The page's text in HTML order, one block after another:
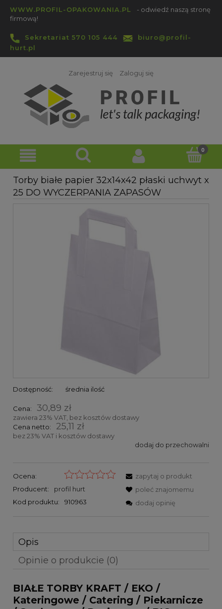
WWW.PROFIL-OPAKOWANIA.PL
- odwiedź naszą stronę
firmową!
Sekretariat 570 105 444
biuro@profil-
hurt.pl
Zarejestruj się Zaloguj się
Torby białe papier 32x14x42 płaski uchwyt x
25 DO WYCZERPANIA ZAPASÓW
Dostępność: średnia ilość
Cena: 30,89 zł
zawiera 23% VAT, bez kosztów dostawy
Cena netto:
25,11 zł
bez 23% VAT i kosztów dostawy
dodaj do przechowalni
Ocena:
Producent:
profil hurt
Kod produktu:
910963
zapytaj o produkt
poleć znajomemu
dodaj opinię
Opis
Opinie o produkcie (0)
BIAŁE TORBY KRAFT / EKO /
Kateringowe / Catering / Piekarnicze